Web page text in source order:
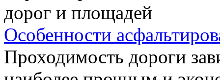
Особенности
Проходимость дороги